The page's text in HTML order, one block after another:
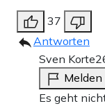
37
Antworten
Sven Korte
Melden
Es geht